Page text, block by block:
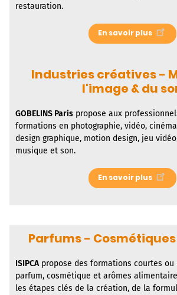
restauration.
En savoir plus
Industries créatives -
l'image & du
GOBELINS Paris propose aux
formations en photographie, vidéo,
design graphique, motion design, jeu
musique et son.
En savoir plus
Parfums -
ISIPCApropose des formations courtes ou
parfum, cosmétique et arômes
les étapes clés de la création, de la